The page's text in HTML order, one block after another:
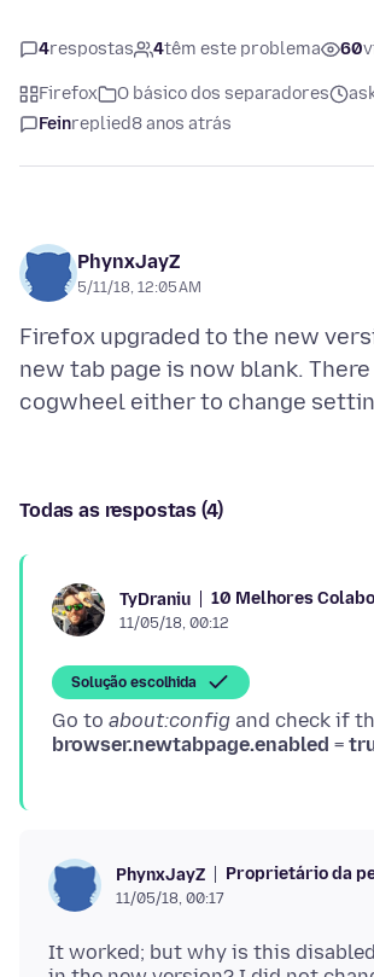
4respostas 4têm este problema 60
Firefox O básico dos separadores
Feinreplied8 anos atrás
PhynxJayZ
5/11/18, 12:05 AM
Firefox upgraded to the new
new tab page is now blank. There
Todas as respostas (4)
TyDraniu 10 Melhores
11/05/18, 00:12
Solução escolhida
Go to about:config and check if
browser.newtabpage.enabled =
PhynxJayZ Proprietário da
11/05/18, 00:17
It worked; but why is this